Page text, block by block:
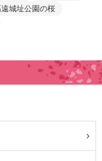
城址公園の桜